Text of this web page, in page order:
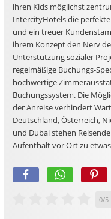
ihren Kids möglichst
IntercityHotels die
und ein treuer
ihrem Konzept den Nerv
Unterstützung sozialer
regelmäßige Buchungs-
hochwertige
Buchungssystem. Die
der Anreise verhindert
Deutschland, Österreich,
und Dubai stehen
Aufenthalt vor Ort zu
0/5